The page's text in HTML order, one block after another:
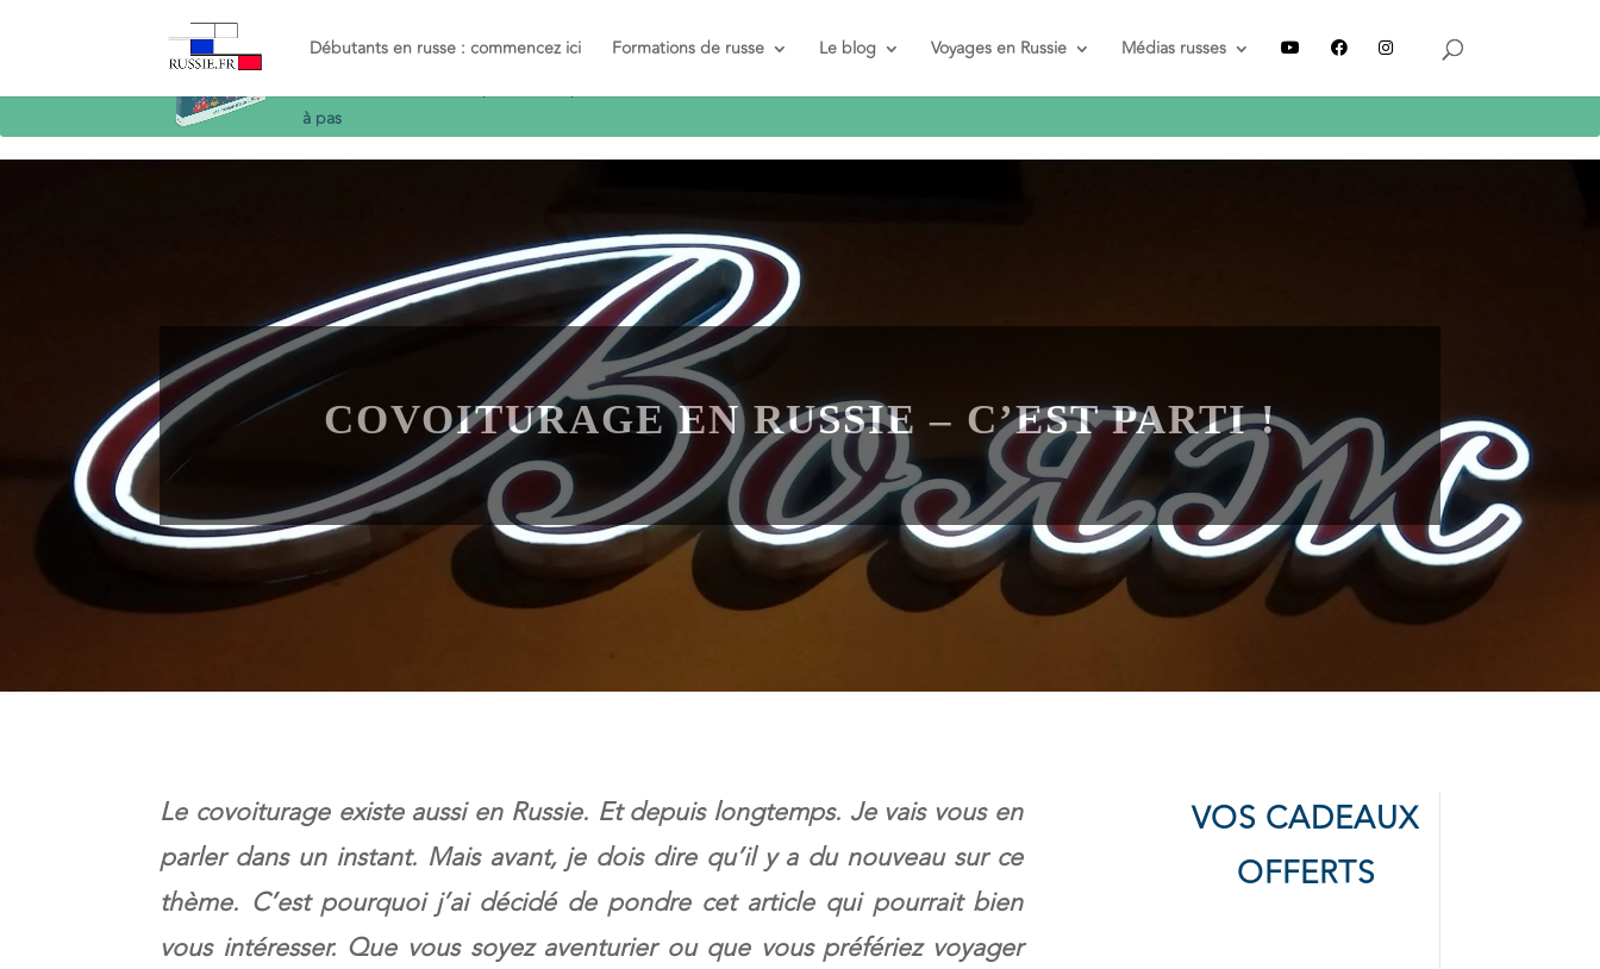
Débutants en russe : commencez ici Formations de russe Le blog Voyages en Russie Médias russes
COVOITURAGE EN RUSSIE – C’EST PARTI !
Le covoiturage existe aussi en Russie. Et depuis longtemps. Je vais vous en
parler dans un instant. Mais avant, je dois dire qu’il y a du nouveau sur ce
VOS CADEAUX
ObjectifRusse
à pas
Recevez le guide